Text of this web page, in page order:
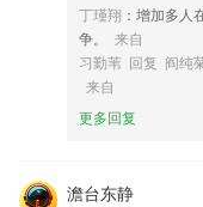
5.提供多种不同的练习选
备考压力；
6.孤独症康复教育培训，
效学习。
分销模块整体优化迭代,下
丁瑾翔 ：增加多人
争。
来自
习勤苇 回复 阎纯
来自
更多回复
澹台东静